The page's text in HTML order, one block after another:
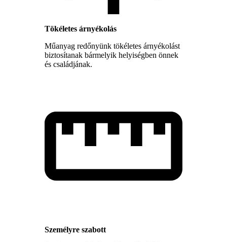
Tökéletes árnyékolás
Műanyag redőnyünk tökéletes árnyékolást
biztosítanak bármelyik helyiségben önnek
és családjának.
Személyre szabott